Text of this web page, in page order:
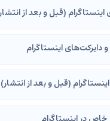
(قبل و بعد از
دایرکت‌های اینستاگرام
(قبل و بعد از انتشار)